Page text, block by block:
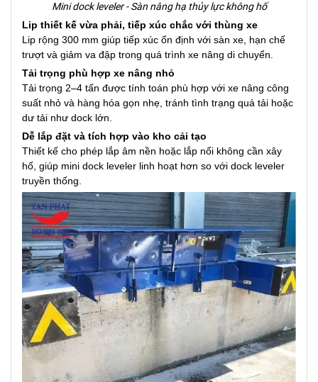
Mini dock leveler - Sàn nâng hạ thủy lực không hố
Lip thiết kế vừa phải, tiếp xúc chắc với thùng xe
Lip rộng 300 mm giúp tiếp xúc ổn định với sàn xe, hạn chế
trượt và giảm va đập trong quá trình xe nâng di chuyển.
Tải trọng phù hợp xe nâng nhỏ
Tải trọng 2–4 tấn được tính toán phù hợp với xe nâng công
suất nhỏ và hàng hóa gọn nhẹ, tránh tình trạng quá tải hoặc
dư tải như dock lớn.
Dễ lắp đặt và tích hợp vào kho cải tạo
Thiết kế cho phép lắp âm nền hoặc lắp nổi không cần xây
hố, giúp mini dock leveler linh hoạt hơn so với dock leveler
truyền thống.